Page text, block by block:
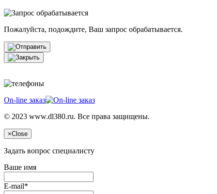
Пожалуйста, подождите, Ваш запрос обрабатывается.
On-line заказ
© 2023 www.dl380.ru. Все права защищены.
×Close
Задать вопрос специалисту
Ваше имя
E-mail*